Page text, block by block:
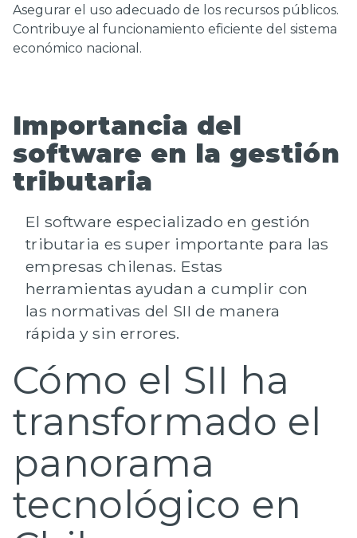
Asegurar el uso adecuado de los recursos públicos.
Contribuye al funcionamiento eficiente del sistema
económico nacional.
Importancia del
software en la gestión
tributaria
El software especializado en gestión
tributaria es super importante para las
empresas chilenas. Estas
herramientas ayudan a cumplir con
las normativas del SII de manera
rápida y sin errores.
Cómo el SII ha
transformado el
panorama
tecnológico en